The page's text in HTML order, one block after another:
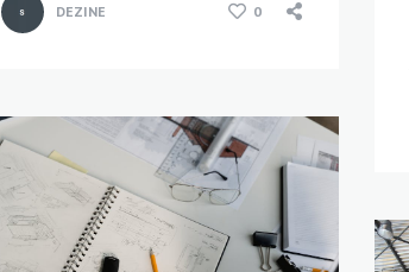
DEZINE 0